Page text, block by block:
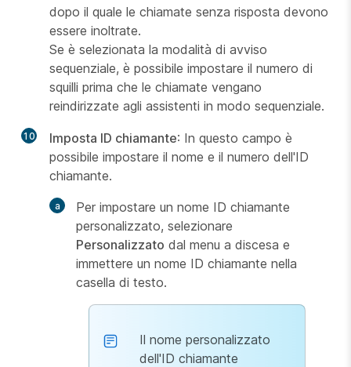
dopo il quale le chiamate senza risposta devono
essere inoltrate.
Se è selezionata la modalità di avviso
sequenziale, è possibile impostare il numero di
squilli prima che le chiamate vengano
reindirizzate agli assistenti in modo sequenziale.
10 Imposta ID chiamante: In questo campo è
possibile impostare il nome e il numero dell'ID
chiamante.
Per impostare un nome ID chiamante
personalizzato, selezionare
Personalizzato dal menu a discesa e
immettere un nome ID chiamante nella
casella di testo.
Il nome personalizzato
dell'ID chiamante